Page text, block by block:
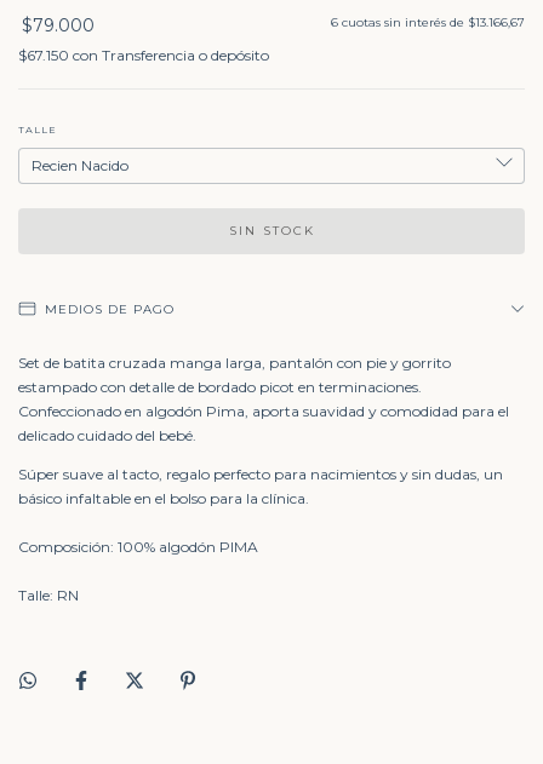
$79.000 6 cuotas sin interés de $13.166,67
$67.150 con Transferencia o depósito
TALLE
MEDIOS DE PAGO
Set de batita cruzada manga larga, pantalón con pie y gorrito
estampado con detalle de bordado picot en terminaciones.
Confeccionado en algodón Pima, aporta suavidad y comodidad para el
delicado cuidado del bebé.
Súper suave al tacto, regalo perfecto para nacimientos y sin dudas, un
básico infaltable en el bolso para la clínica.
Composición: 100% algodón PIMA
Talle: RN